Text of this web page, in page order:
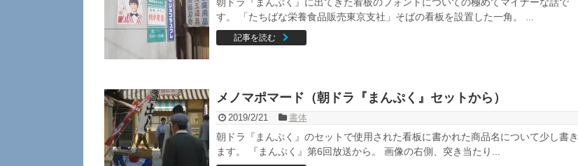
す。 「たちばな栄養食品販売東京支社」そばの看板を設置した一角。 ...
記事を読む
メノマポマード（朝ドラ『まんぷく』セットから）
2019/2/21 書体
朝ドラ『まんぷく』のセットで使用された看板に書かれた商品名について少し書き
ます。 『まんぷく』第6回放送から。 画像の右側、突き当たり...